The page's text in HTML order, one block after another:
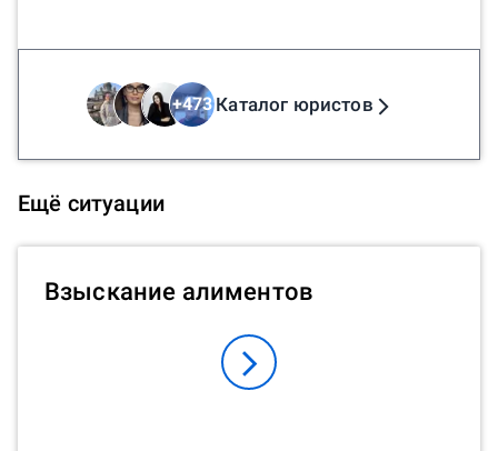
+473Каталог юристов
Ещё ситуации
Взыскание алиментов